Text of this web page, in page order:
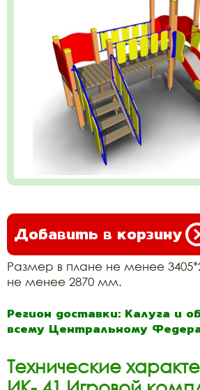
Добавить в корзину
Размер в плане не менее
не менее 2870 мм.
Регион доставки: Калуга и
всему Центральному
Технические